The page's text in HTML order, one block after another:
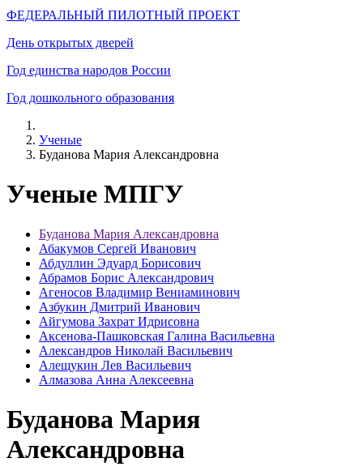
ФЕДЕРАЛЬНЫЙ ПИЛОТНЫЙ ПРОЕКТ
День открытых дверей
Год единства народов России
Год дошкольного образования
Ученые
Буданова Мария Александровна
Ученые МПГУ
Буданова Мария Александровна
Абакумов Сергей Иванович
Абдуллин Эдуард Борисович
Абрамов Борис Александрович
Агеносов Владимир Вениаминович
Азбукин Дмитрий Иванович
Айгумова Захрат Идрисовна
Аксенова-Пашковская Галина Васильевна
Александров Николай Васильевич
Алещукин Лев Васильевич
Алмазова Анна Алексеевна
Буданова Мария
Александровна